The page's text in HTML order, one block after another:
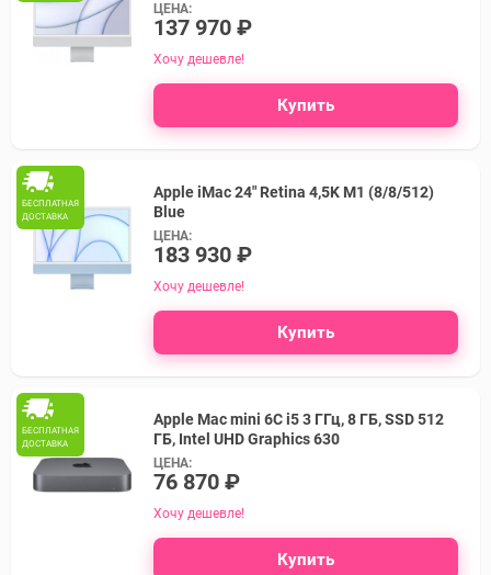
ЦЕНА:
137 970 ₽
Хочу дешевле!
Купить
БЕСПЛАТНАЯ
ДОСТАВКА
Apple iMac 24" Retina 4,5K M1 (8/8/512)
Blue
ЦЕНА:
183 930 ₽
Хочу дешевле!
Купить
БЕСПЛАТНАЯ
ДОСТАВКА
Apple Mac mini 6C i5 3 ГГц, 8 ГБ, SSD 512
ГБ, Intel UHD Graphics 630
ЦЕНА:
76 870 ₽
Хочу дешевле!
Купить